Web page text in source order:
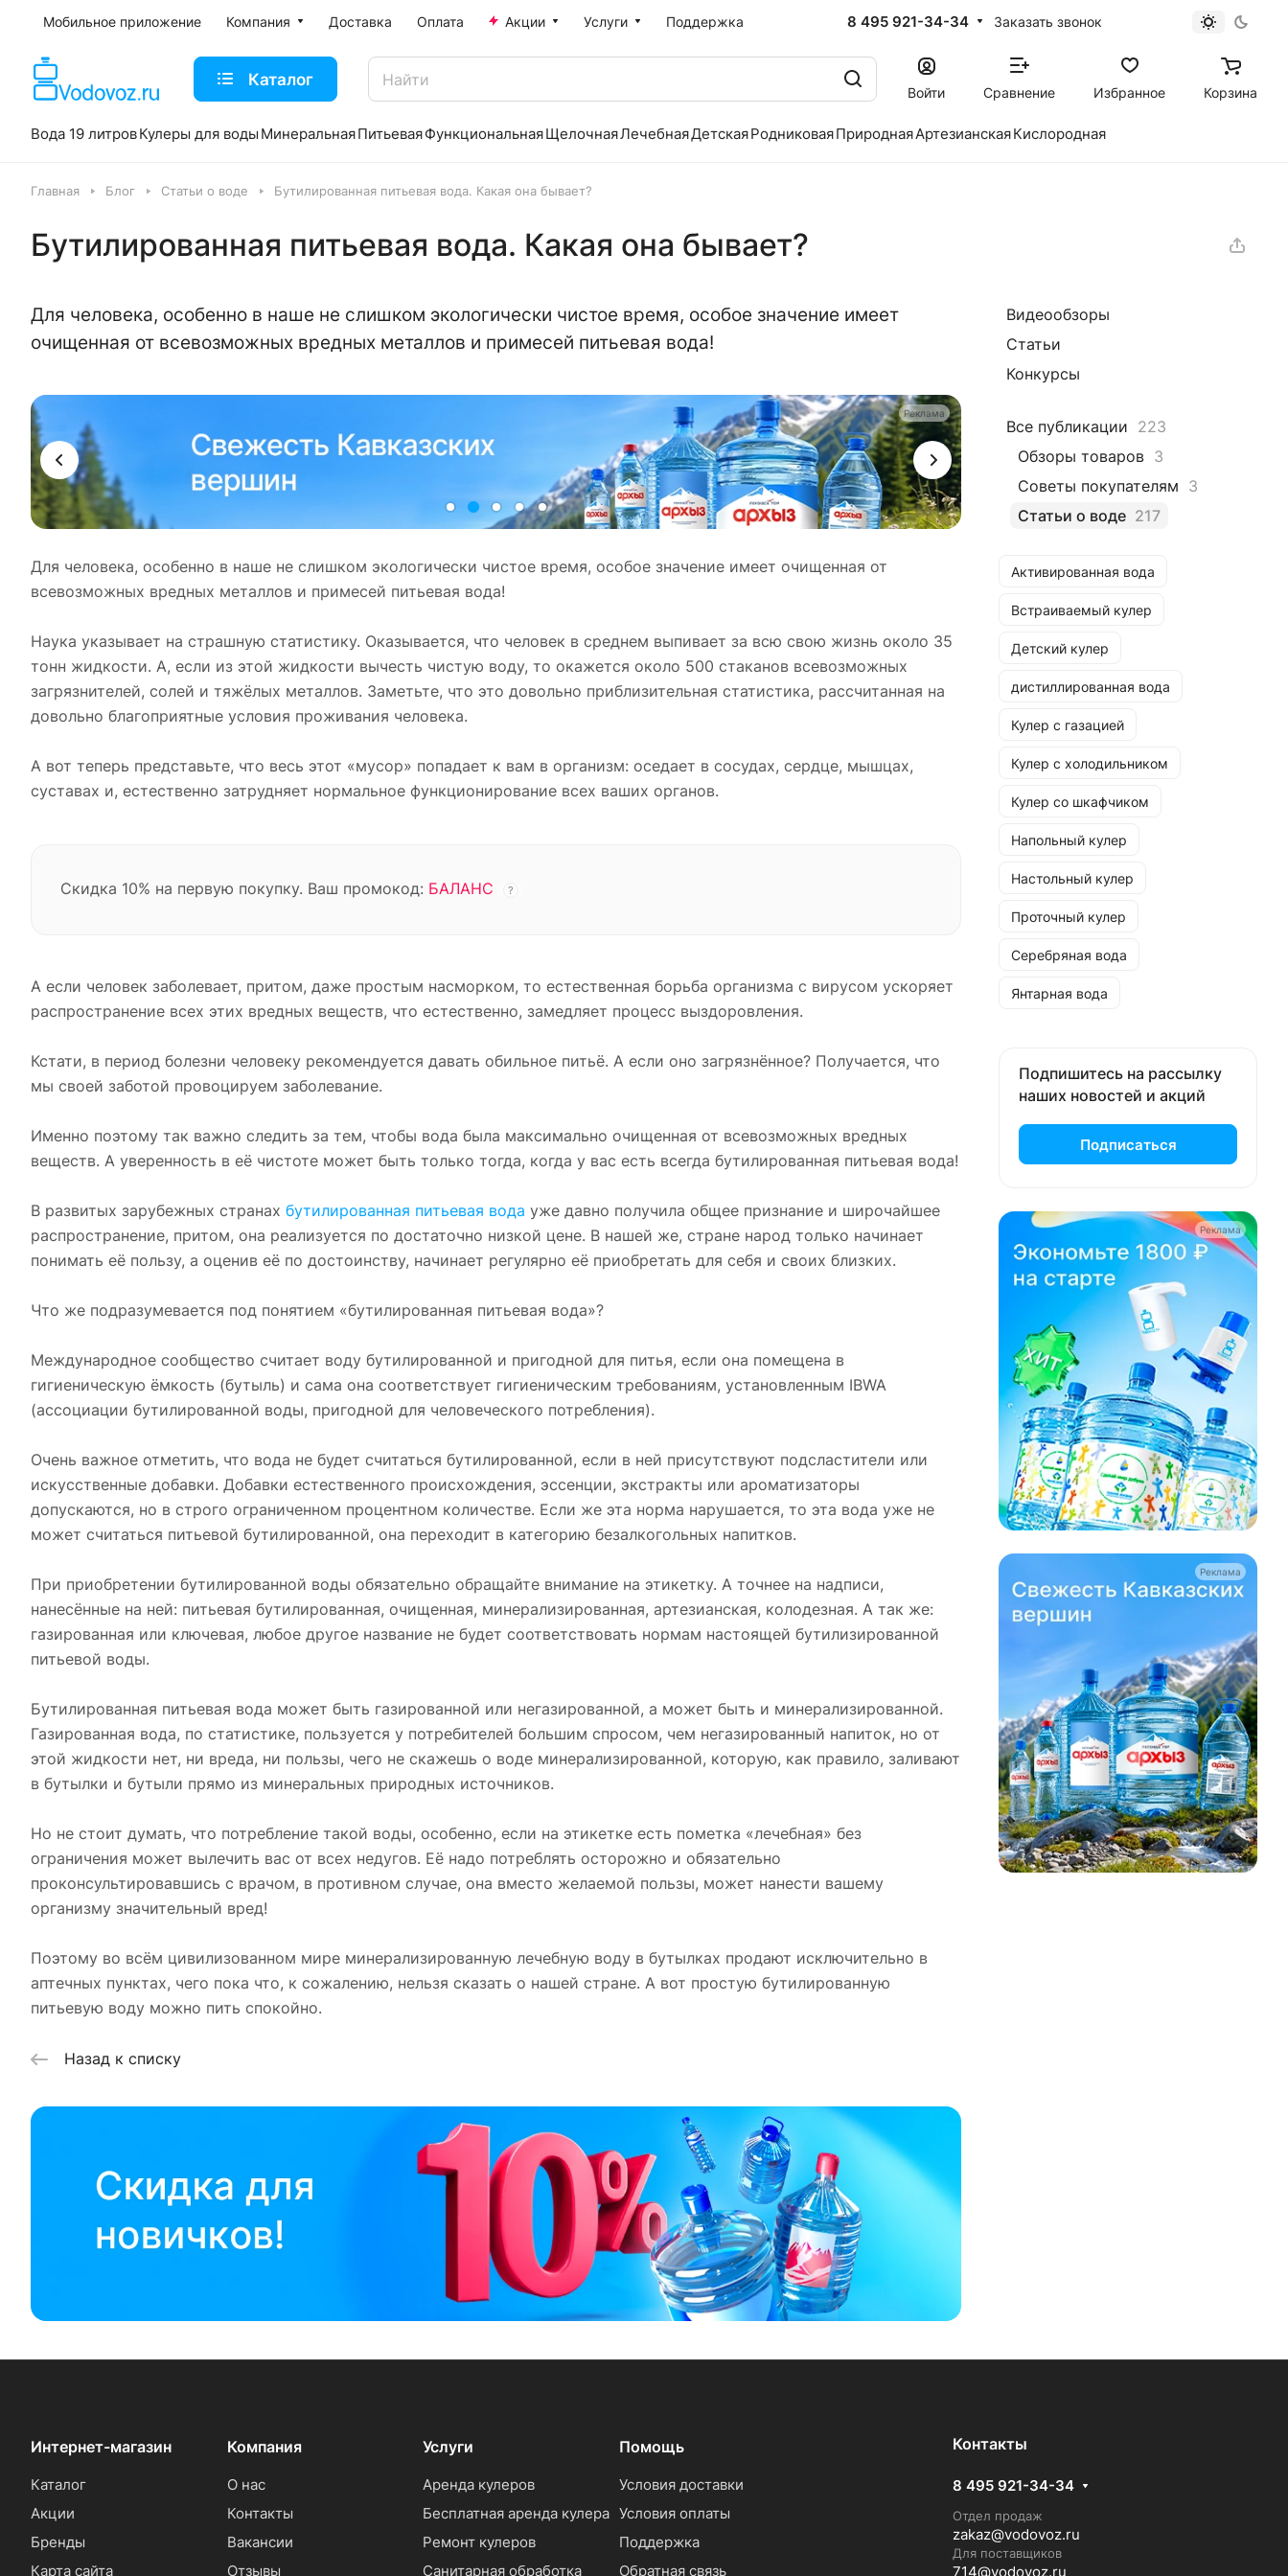
Мобильное приложение Компания Доставка Оплата Акции Услуги Поддержка 8 495 921-34-34 Заказать звонок
Каталог
Войти Сравнение Избранное Корзина
Вода 19 литровКулеры для воды МинеральнаяПитьеваяФункциональнаяЩелочнаяЛечебнаяДетскаяРодниковаяПрироднаяАртезианскаяКислородная
Главная Блог Статьи о воде Бутилированная питьевая вода. Какая она бывает?
Бутилированная питьевая вода. Какая она бывает?
Для человека, особенно в наше не слишком экологически чистое время, особое значение имеет
очищенная от всевозможных вредных металлов и примесей питьевая вода!
Реклама
Для человека, особенно в наше не слишком экологически чистое время, особое значение имеет очищенная от
всевозможных вредных металлов и примесей питьевая вода!
Наука указывает на страшную статистику. Оказывается, что человек в среднем выпивает за всю свою жизнь около 35
тонн жидкости. А, если из этой жидкости вычесть чистую воду, то окажется около 500 стаканов всевозможных
загрязнителей, солей и тяжёлых металлов. Заметьте, что это довольно приблизительная статистика, рассчитанная на
довольно благоприятные условия проживания человека.
А вот теперь представьте, что весь этот «мусор» попадает к вам в организм: оседает в сосудах, сердце, мышцах,
суставах и, естественно затрудняет нормальное функционирование всех ваших органов.
Скидка 10% на первую покупку. Ваш промокод: БАЛАНС ?
А если человек заболевает, притом, даже простым насморком, то естественная борьба организма с вирусом ускоряет
распространение всех этих вредных веществ, что естественно, замедляет процесс выздоровления.
Кстати, в период болезни человеку рекомендуется давать обильное питьё. А если оно загрязнённое? Получается, что
мы своей заботой провоцируем заболевание.
Именно поэтому так важно следить за тем, чтобы вода была максимально очищенная от всевозможных вредных
веществ. А уверенность в её чистоте может быть только тогда, когда у вас есть всегда бутилированная питьевая вода!
В развитых зарубежных странах бутилированная питьевая вода уже давно получила общее признание и широчайшее
распространение, притом, она реализуется по достаточно низкой цене. В нашей же, стране народ только начинает
понимать её пользу, а оценив её по достоинству, начинает регулярно её приобретать для себя и своих близких.
Что же подразумевается под понятием «бутилированная питьевая вода»?
Международное сообщество считает воду бутилированной и пригодной для питья, если она помещена в
гигиеническую ёмкость (бутыль) и сама она соответствует гигиеническим требованиям, установленным IBWA
(ассоциации бутилированной воды, пригодной для человеческого потребления).
Очень важное отметить, что вода не будет считаться бутилированной, если в ней присутствуют подсластители или
искусственные добавки. Добавки естественного происхождения, эссенции, экстракты или ароматизаторы
допускаются, но в строго ограниченном процентном количестве. Если же эта норма нарушается, то эта вода уже не
может считаться питьевой бутилированной, она переходит в категорию безалкогольных напитков.
При приобретении бутилированной воды обязательно обращайте внимание на этикетку. А точнее на надписи,
нанесённые на ней: питьевая бутилированная, очищенная, минерализированная, артезианская, колодезная. А так же:
газированная или ключевая, любое другое название не будет соответствовать нормам настоящей бутилизированной
питьевой воды.
Бутилированная питьевая вода может быть газированной или негазированной, а может быть и минерализированной.
Газированная вода, по статистике, пользуется у потребителей большим спросом, чем негазированный напиток, но от
этой жидкости нет, ни вреда, ни пользы, чего не скажешь о воде минерализированной, которую, как правило, заливают
в бутылки и бутыли прямо из минеральных природных источников.
Но не стоит думать, что потребление такой воды, особенно, если на этикетке есть пометка «лечебная» без
ограничения может вылечить вас от всех недугов. Её надо потреблять осторожно и обязательно
проконсультировавшись с врачом, в противном случае, она вместо желаемой пользы, может нанести вашему
организму значительный вред!
Поэтому во всём цивилизованном мире минерализированную лечебную воду в бутылках продают исключительно в
аптечных пунктах, чего пока что, к сожалению, нельзя сказать о нашей стране. А вот простую бутилированную
питьевую воду можно пить спокойно.
Назад к списку
Видеообзоры
Статьи
Конкурсы
Все публикации 223
Обзоры товаров 3
Советы покупателям 3
Статьи о воде 217
Активированная вода
Встраиваемый кулер
Детский кулер
дистиллированная вода
Кулер с газацией
Кулер с холодильником
Кулер со шкафчиком
Напольный кулер
Настольный кулер
Проточный кулер
Серебряная вода
Янтарная вода
Подпишитесь на рассылку
наших новостей и акций
Подписаться
Реклама
Реклама
Интернет-магазин
Каталог
Акции
Бренды
Карта сайта
Компания
О нас
Контакты
Вакансии
Отзывы
Услуги
Аренда кулеров
Бесплатная аренда кулера
Ремонт кулеров
Санитарная обработка
Помощь
Условия доставки
Условия оплаты
Поддержка
Обратная связь
Контакты
8 495 921-34-34
Отдел продаж
zakaz@vodovoz.ru
Для поставщиков
714@vodovoz.ru